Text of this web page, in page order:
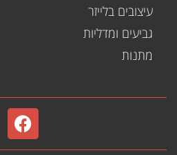
עיצובים בלייזר
גביעים ומדליות
מתנות